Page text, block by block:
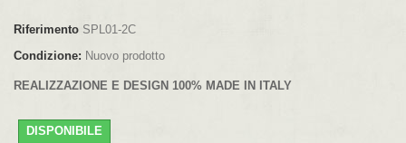
Riferimento SPL01-2C
Condizione: Nuovo prodotto
REALIZZAZIONE E DESIGN 100% MADE IN ITALY
DISPONIBILE